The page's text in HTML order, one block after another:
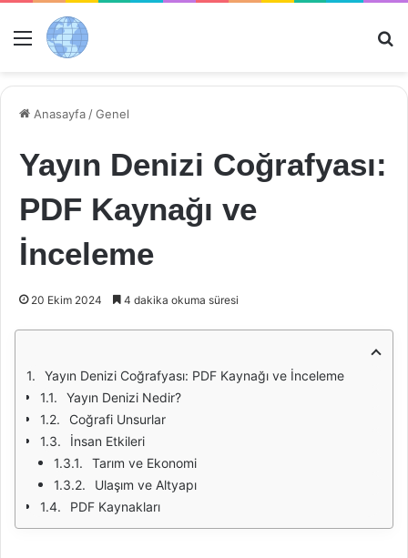
Menü
Anasayfa /Genel
Yayın Denizi Coğrafyası:
PDF Kaynağı ve
İnceleme
20 Ekim 2024 4 dakika okuma süresi
Yayın Denizi Coğrafyası: PDF Kaynağı ve İnceleme
Yayın Denizi Nedir?
Coğrafi Unsurlar
İnsan Etkileri
Tarım ve Ekonomi
Ulaşım ve Altyapı
PDF Kaynakları